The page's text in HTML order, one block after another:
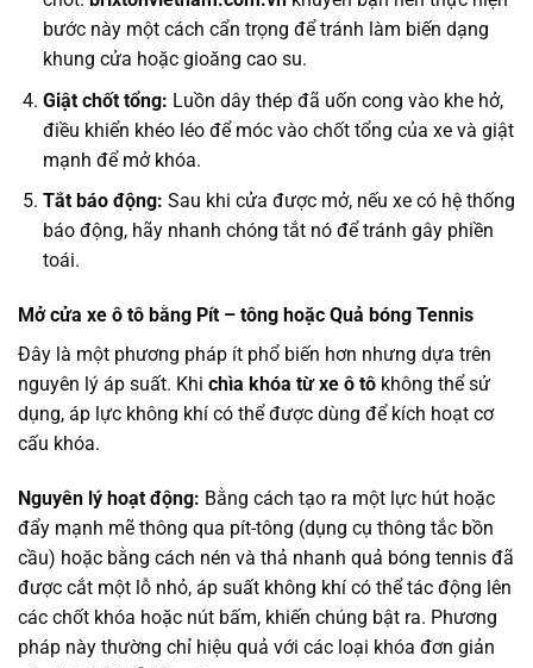
bước này một cách cẩn trọng để tránh làm biến dạng
khung cửa hoặc gioăng cao su.
Giật chốt tổng: Luồn dây thép đã uốn cong vào khe hở,
điều khiển khéo léo để móc vào chốt tổng của xe và giật
mạnh để mở khóa.
Tắt báo động: Sau khi cửa được mở, nếu xe có hệ thống
báo động, hãy nhanh chóng tắt nó để tránh gây phiền
toái.
Mở cửa xe ô tô bằng Pít – tông hoặc Quả bóng Tennis
Đây là một phương pháp ít phổ biến hơn nhưng dựa trên
nguyên lý áp suất. Khi chìa khóa từ xe ô tô không thể sử
dụng, áp lực không khí có thể được dùng để kích hoạt cơ
cấu khóa.
Nguyên lý hoạt động: Bằng cách tạo ra một lực hút hoặc
đẩy mạnh mẽ thông qua pít-tông (dụng cụ thông tắc bồn
cầu) hoặc bằng cách nén và thả nhanh quả bóng tennis đã
được cắt một lỗ nhỏ, áp suất không khí có thể tác động lên
các chốt khóa hoặc nút bấm, khiến chúng bật ra. Phương
pháp này thường chỉ hiệu quả với các loại khóa đơn giản